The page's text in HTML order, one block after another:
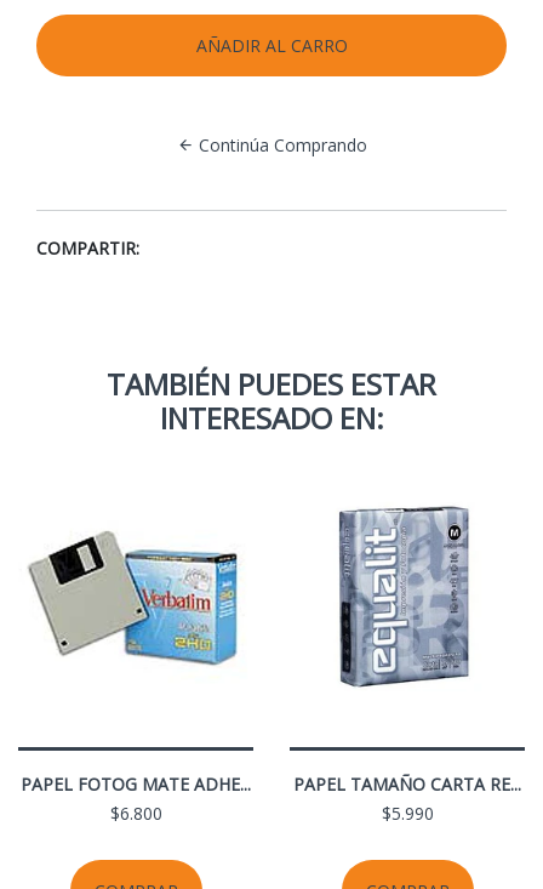
Continúa Comprando
COMPARTIR:
TAMBIÉN PUEDES ESTAR
INTERESADO EN:
PAPEL FOTOG MATE ADHE...
$6.800
PAPEL TAMAÑO CARTA RE...
$5.990